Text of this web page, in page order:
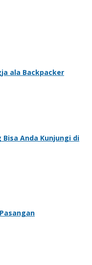
ala Backpacker
Anda Kunjungi di